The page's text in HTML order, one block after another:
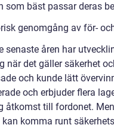
som bäst passar deras
genomgång av för-
senaste åren har
när det gäller säkerhet
och kunde lätt
och erbjuder flera
åtkomst till fordonet.
kan komma runt